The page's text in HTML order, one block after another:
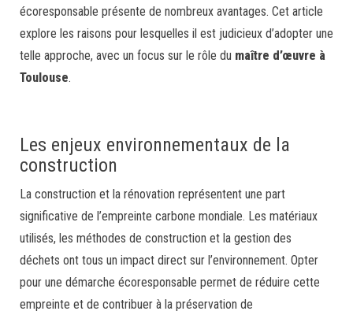
écoresponsable présente de nombreux avantages. Cet article
explore les raisons pour lesquelles il est judicieux d’adopter une
telle approche, avec un focus sur le rôle du maître d’œuvre à
Toulouse.
Les enjeux environnementaux de la
construction
La construction et la rénovation représentent une part
significative de l’empreinte carbone mondiale. Les matériaux
utilisés, les méthodes de construction et la gestion des
déchets ont tous un impact direct sur l’environnement. Opter
pour une démarche écoresponsable permet de réduire cette
empreinte et de contribuer à la préservation de